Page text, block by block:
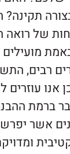
תקינה?
של רואה
רבים,
אנו
ברמת
אשר